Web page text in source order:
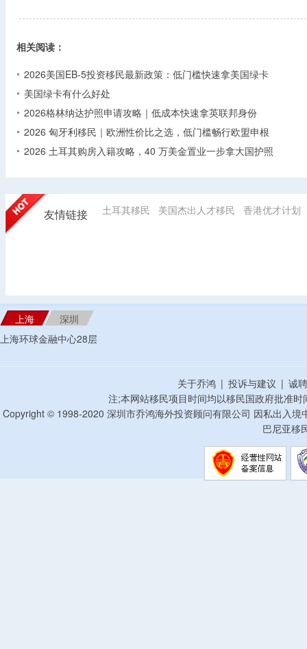
相关阅读：
2026美国EB-5投资移民最新政策：低门槛快速拿美国绿卡
美国绿卡有什么好处
2026格林纳达护照申请攻略｜低成本快速拿英联邦身份
2026 匈牙利移民｜欧洲性价比之选，低门槛畅行欧盟申根
2026 土耳其购房入籍攻略，40 万美金置业一步拿大国护照
友情链接 土耳其移民 美国杰出人才移民 香港优才计划
上海
深圳
上海环球金融中心28层
关于乔鸿 | 投诉与建议 | 诚
注;本网站移民项目时间均以移民国政府批准
Copyright © 1998-2020 深圳市乔鸿海外投资顾问有限公司 因私出入
巴尼亚移